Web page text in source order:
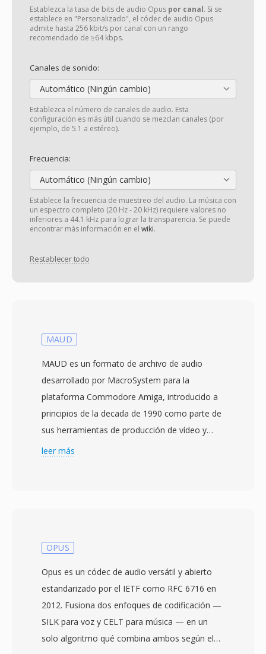
Establezca la tasa de bits de audio Opus por canal. Si se
establece en "Personalizado", el códec de audio Opus
admite hasta 256 kbit/s por canal con un rango
recomendado de ≥64 kbps.
Canales de sonido:
Automático (Ningún cambio)
Establezca el número de canales de audio. Esta
configuración es más útil cuando se mezclan canales (por
ejemplo, de 5.1 a estéreo).
Frecuencia:
Automático (Ningún cambio)
Establece la frecuencia de muestreo del audio. La música con
un espectro completo (20 Hz - 20 kHz) requiere valores no
inferiores a 44.1 kHz para lograr la transparencia. Se puede
encontrar más información en el wiki.
Restablecer todo
MAUD
MAUD es un formato de archivo de audio
desarrollado por MacroSystem para la
plataforma Commodore Amiga, introducido a
principios de la decada de 1990 como parte de
sus herramientas de producción de vídeo y
audio digital. Construido sobre la arquitectura
para metadatos. El formato soporta
profundidades de bits de 8 o 16 bits y
frecuencias de muestreo de hasta 48 kHz, lo
qué representaba especificaciones de grado
profesional en el hardware Amiga. Tanto PCM
lineal con signo como codificaciones A-
leer más
OPUS
Opus es un códec de audio versátil y abierto
estandarizado por el IETF como RFC 6716 en
2012. Fusiona dos enfoques de codificación —
SILK para voz y CELT para música — en un
solo algoritmo qué combina ambos según el